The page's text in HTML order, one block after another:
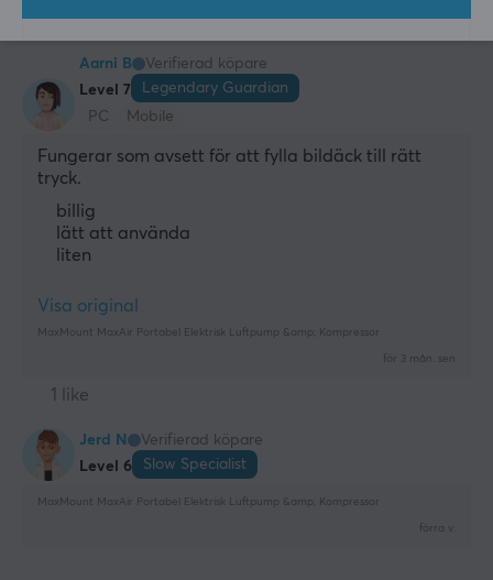
2 likes
Aarni B
Verifierad köpare
Level 7
Legendary Guardian
PC
Mobile
Fungerar som avsett för att fylla bildäck till rätt
tryck.
billig
lätt att använda
liten
Visa original
MaxMount MaxAir Portabel Elektrisk Luftpump &amp; Kompressor
för 3 mån. sen
1 like
Jerd N
Verifierad köpare
Level 6
Slow Specialist
MaxMount MaxAir Portabel Elektrisk Luftpump &amp; Kompressor
förra v.